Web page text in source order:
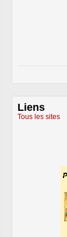
Liens
Tous les sites